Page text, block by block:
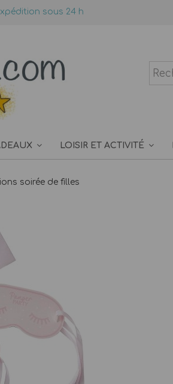
sous 24 h
LOISIR ET ACTIVITÉ
soirée de filles